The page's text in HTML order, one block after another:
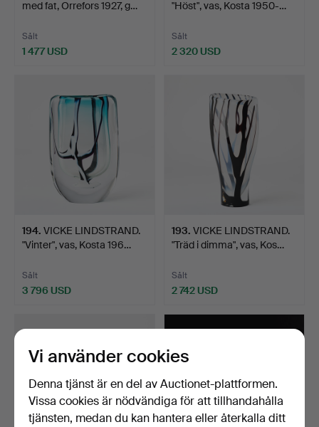
med fat, Orrefors 1927, g…
Sålt
1 477 USD
"Höst", vas, Kosta 1950-…
Sålt
2 320 USD
194. VICKE LINDSTRAND.
"Vinter", vas, Kosta 196…
Sålt
3 796 USD
193. VICKE LINDSTRAND.
"Träd i dimma", vas, Kos…
Sålt
2 742 USD
Vi använder cookies
Denna tjänst är en del av Auctionet-plattformen.
Vissa cookies är nödvändiga för att tillhandahålla
tjänsten, medan du kan hantera eller återkalla ditt